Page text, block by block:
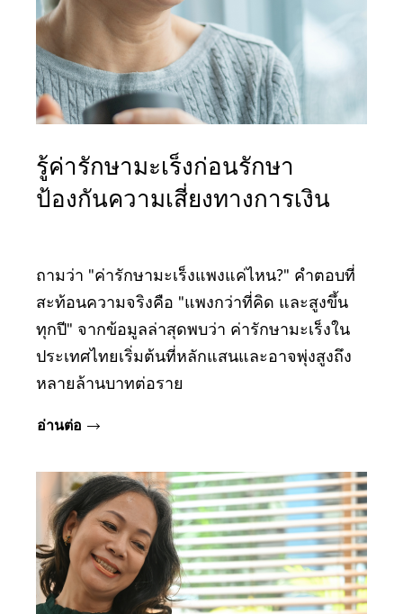
รู้ค่ารักษามะเร็งก่อนรักษา
ป้องกันความเสี่ยงทางการเงิน
ถามว่า "ค่ารักษามะเร็งแพงแค่ไหน?" คำตอบที่
สะท้อนความจริงคือ "แพงกว่าที่คิด และสูงขึ้น
ทุกปี" จากข้อมูลล่าสุดพบว่า ค่ารักษามะเร็งใน
ประเทศไทยเริ่มต้นที่หลักแสนและอาจพุ่งสูงถึง
หลายล้านบาทต่อราย
อ่านต่อ